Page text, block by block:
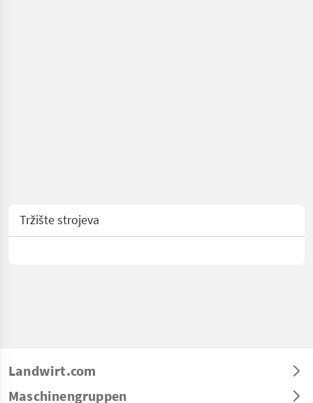
Tržište strojeva
Landwirt.com
Maschinengruppen